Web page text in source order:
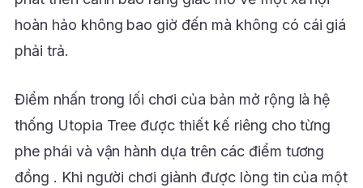
hoàn hảo không bao giờ đến mà không có cái giá
phải trả.
Điểm nhấn trong lối chơi của bản mở rộng là hệ
thống Utopia Tree được thiết kế riêng cho từng
phe phái và vận hành dựa trên các điểm tương
đồng . Khi người chơi giành được lòng tin của một